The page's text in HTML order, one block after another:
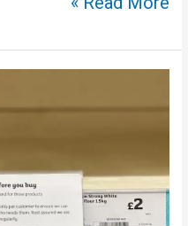
חשוב
לפני
שליחת